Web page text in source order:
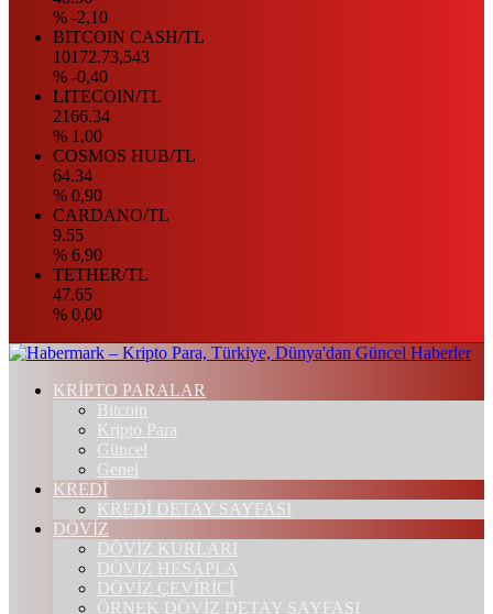
% -2,10
BITCOIN CASH/TL
10172.73,543
% -0,40
LITECOIN/TL
2166.34
% 1,00
COSMOS HUB/TL
64.34
% 0,90
CARDANO/TL
9.55
% 6,90
TETHER/TL
47.65
% 0,00
KRİPTO PARALAR
Bitcoin
Kripto Para
Güncel
Genel
KREDİ
KREDİ DETAY SAYFASI
DÖVİZ
DÖVİZ KURLARI
DÖVİZ HESAPLA
DÖVİZ ÇEVİRİCİ
ÖRNEK DÖVİZ DETAY SAYFASI